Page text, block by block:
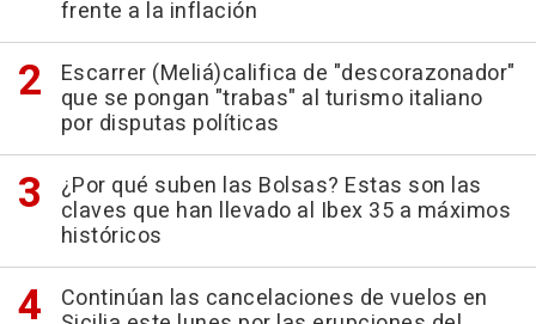
frente a la inflación
Escarrer (Meliá)califica de "descorazonador"
que se pongan "trabas" al turismo italiano
por disputas políticas
¿Por qué suben las Bolsas? Estas son las
claves que han llevado al Ibex 35 a máximos
históricos
Continúan las cancelaciones de vuelos en